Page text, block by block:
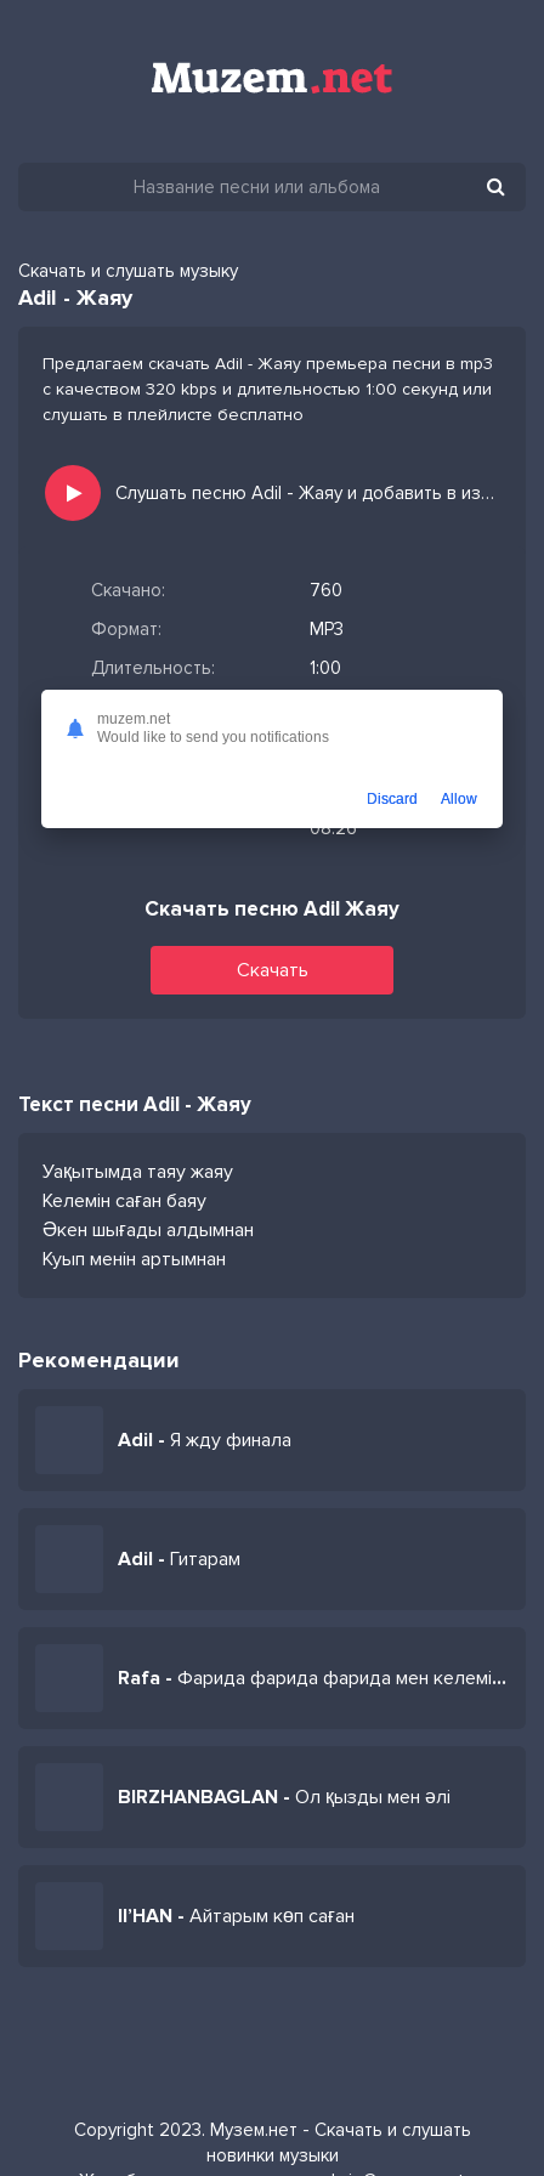
Скачать и слушать музыку
Adil - Жаяу
Предлагаем скачать Adil - Жаяу премьера песни в mp3
с качеством 320 kbps и длительностью 1:00 секунд или
слушать в плейлисте бесплатно
Слушать песню Adil - Жаяу и добавить в избранных
Скачано:
760
Формат:
MP3
Длительность:
1:00
Качество mp3:
320 кбит/с,
27-12-2023,
08:26
Скачать песню Adil Жаяу
Скачать
Текст песни Adil - Жаяу
Уақытымда таяу жаяу
Келемін саған баяу
Әкен шығады алдымнан
Куып менін артымнан
Рекомендации
Adil - Я жду финала
Adil - Гитарам
Rafa - Фарида фарида фарида мен келемін алыс сапардан
BIRZHANBAGLAN - Ол қызды мен әлі
Il’HAN - Айтарым көп саған
Copyright 2023. Музем.нет - Скачать и слушать
новинки музыки
muzem.net
Would like to send you notifications
Discard Allow